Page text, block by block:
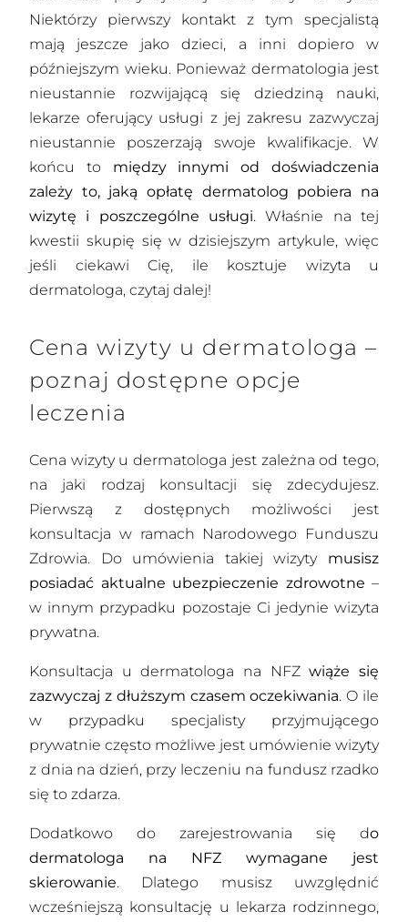
Niektórzy pierwszy kontakt z tym specjalistą
mają jeszcze jako dzieci, a inni dopiero w
późniejszym wieku. Ponieważ dermatologia jest
nieustannie rozwijającą się dziedziną nauki,
lekarze oferujący usługi z jej zakresu zazwyczaj
nieustannie poszerzają swoje kwalifikacje. W
końcu to między innymi od doświadczenia
zależy to, jaką opłatę dermatolog pobiera na
wizytę i poszczególne usługi. Właśnie na tej
kwestii skupię się w dzisiejszym artykule, więc
jeśli ciekawi Cię, ile kosztuje wizyta u
dermatologa, czytaj dalej!
Cena wizyty u dermatologa –
poznaj dostępne opcje
leczenia
Cena wizyty u dermatologa jest zależna od tego,
na jaki rodzaj konsultacji się zdecydujesz.
Pierwszą z dostępnych możliwości jest
konsultacja w ramach Narodowego Funduszu
Zdrowia. Do umówienia takiej wizyty musisz
posiadać aktualne ubezpieczenie zdrowotne –
w innym przypadku pozostaje Ci jedynie wizyta
prywatna.
Konsultacja u dermatologa na NFZwiąże się
zazwyczaj z dłuższym czasem oczekiwania. O ile
w przypadku specjalisty przyjmującego
prywatnie często możliwe jest umówienie wizyty
z dnia na dzień, przy leczeniu na fundusz rzadko
się to zdarza.
Dodatkowo do zarejestrowania się do
dermatologa na NFZ wymagane jest
skierowanie. Dlatego musisz uwzględnić
wcześniejszą konsultację u lekarza rodzinnego,